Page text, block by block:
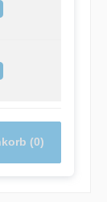
(0)